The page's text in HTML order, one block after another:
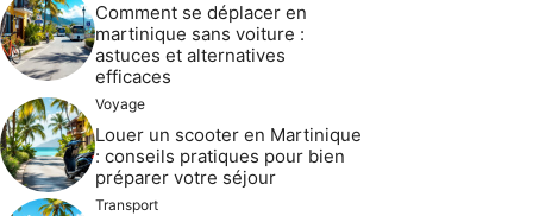
Comment se déplacer en
martinique sans voiture :
astuces et alternatives
efficaces
Voyage
Louer un scooter en Martinique
: conseils pratiques pour bien
préparer votre séjour
Transport